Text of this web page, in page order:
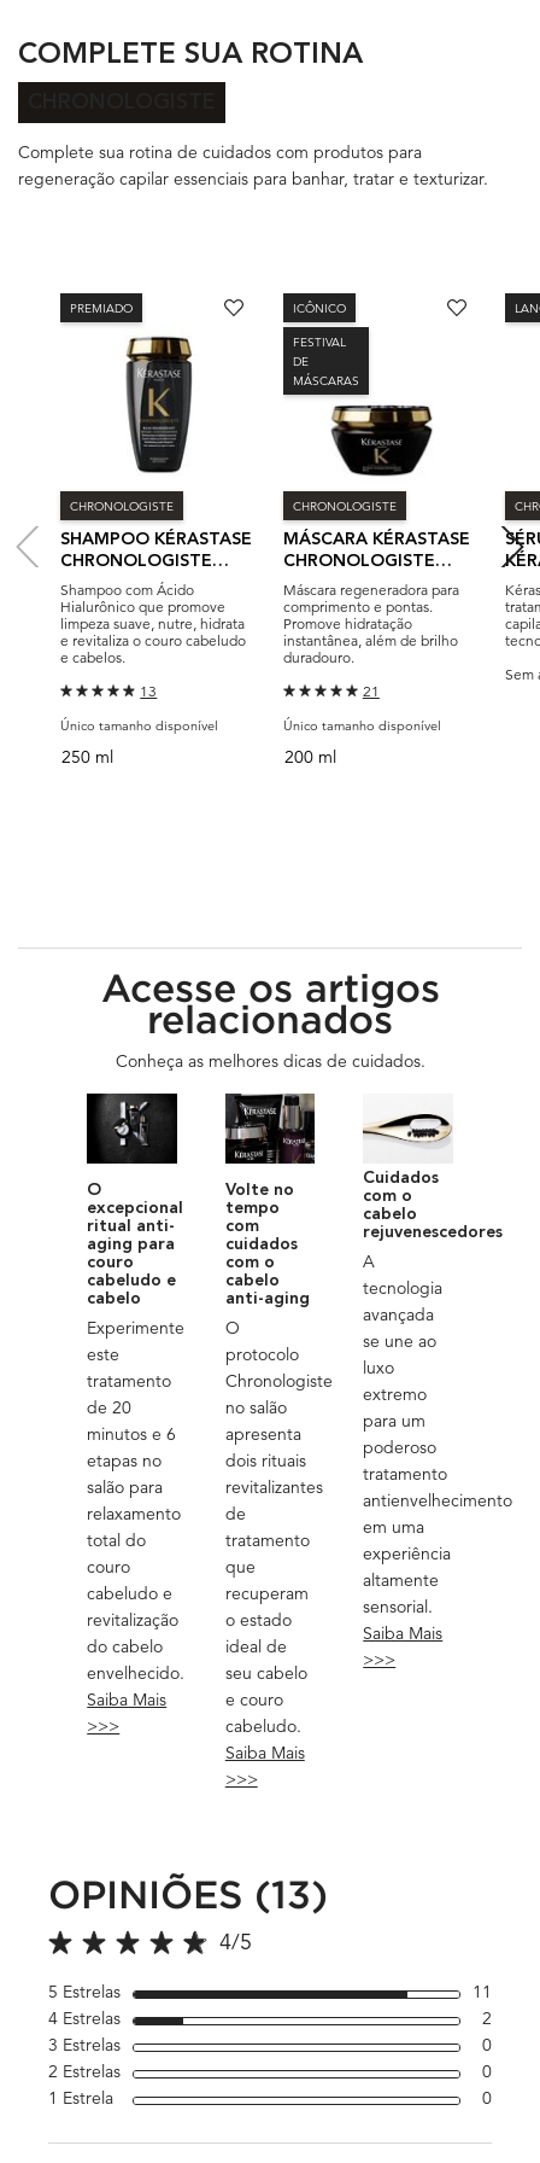
COMPLETE SUA ROTINA
Complete sua rotina de cuidados com produtos para
regeneração capilar essenciais para banhar, tratar e texturizar.
PREMIADO
CHRONOLOGISTE
SHAMPOO KÉRASTASE
CHRONOLOGISTE
BAIN RÉGÉNÉRANT
Shampoo com Ácido
Hialurônico que promove
limpeza suave, nutre, hidrata
e revitaliza o couro cabeludo
e cabelos.
13
Único tamanho disponível
250 ml
ICÔNICO
FESTIVAL
DE
MÁSCARAS
CHRONOLOGISTE
MÁSCARA KÉRASTASE
CHRONOLOGISTE
INTENSE
RÉGÉNÉRANT
Máscara regeneradora para
comprimento e pontas.
Promove hidratação
instantânea, além de brilho
duradouro.
21
Único tamanho disponível
200 ml
Sem
Acesse os artigos
relacionados
Conheça as melhores dicas de cuidados.
O
excepcional
ritual anti-
aging para
couro
cabeludo e
cabelo
Experimente
este
tratamento
de 20
minutos e 6
etapas no
salão para
relaxamento
total do
couro
cabeludo e
revitalização
do cabelo
envelhecido.
Saiba Mais
>>>
Volte no
tempo
com
cuidados
com o
cabelo
anti-aging
O
protocolo
Chronologiste
no salão
apresenta
dois rituais
revitalizantes
de
tratamento
que
recuperam
o estado
ideal de
seu cabelo
e couro
cabeludo.
Saiba Mais
>>>
Cuidados
com o
cabelo
rejuvenescedores
A
tecnologia
avançada
se une ao
luxo
extremo
para um
poderoso
tratamento
antienvelhecimento
em uma
experiência
altamente
sensorial.
Saiba Mais
>>>
PDP Avaliações
OPINIÕES (13)
4 out of 5 stars. 4/5
5 Estrelas 11
4 Estrelas
2
3 Estrelas
0
2 Estrelas
0
1 Estrela
0